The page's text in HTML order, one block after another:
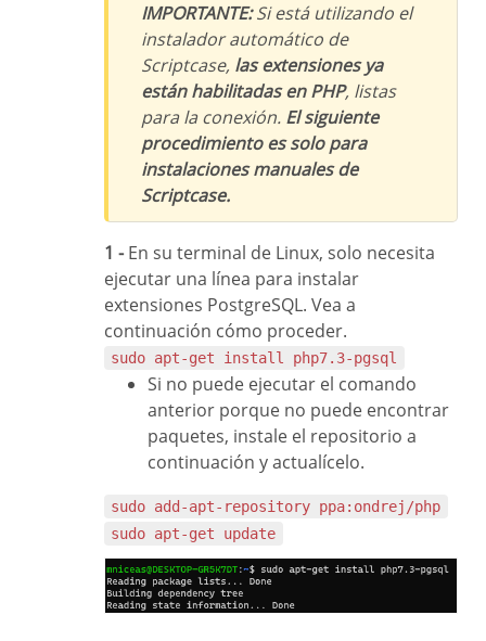
IMPORTANTE:Si está utilizando el
instalador automático de
Scriptcase, las extensiones ya
están habilitadas en PHP, listas
para la conexión. El siguiente
procedimiento es solo para
instalaciones manuales de
Scriptcase.
1 -En su terminal de Linux, solo necesita
ejecutar una línea para instalar
extensiones PostgreSQL. Vea a
continuación cómo proceder.
sudo apt-get install php7.3-pgsql
Si no puede ejecutar el comando
anterior porque no puede encontrar
paquetes, instale el repositorio a
continuación y actualícelo.
sudo add-apt-repository ppa:ondrej/php
sudo apt-get update